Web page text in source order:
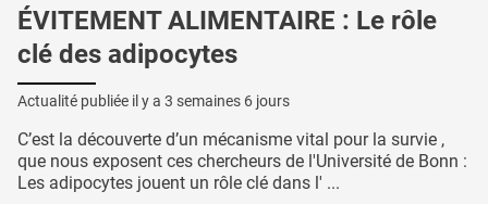
ÉVITEMENT ALIMENTAIRE : Le rôle
clé des adipocytes
Actualité publiée il y a 3 semaines 6 jours
C’est la découverte d’un mécanisme vital pour la survie ,
que nous exposent ces chercheurs de l'Université de Bonn :
Les adipocytes jouent un rôle clé dans l' ...